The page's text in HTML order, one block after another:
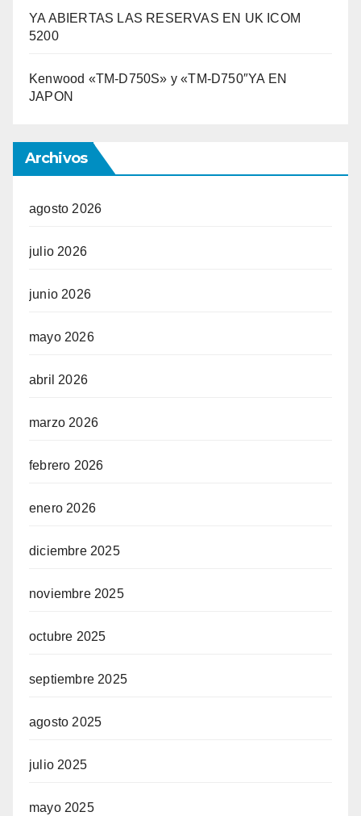
YA ABIERTAS LAS RESERVAS EN UK ICOM
5200
Kenwood «TM-D750S» y «TM-D750″YA EN
JAPON
Archivos
agosto 2026
julio 2026
junio 2026
mayo 2026
abril 2026
marzo 2026
febrero 2026
enero 2026
diciembre 2025
noviembre 2025
octubre 2025
septiembre 2025
agosto 2025
julio 2025
mayo 2025